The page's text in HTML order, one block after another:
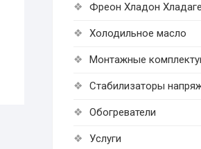
Фреон Хладон
Холодильное масло
Монтажные
Стабилизаторы
Обогреватели
Услуги